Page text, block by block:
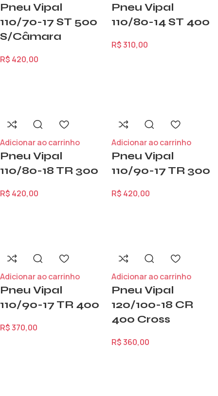
Pneu Vipal
110/70-17 ST 500
S/Câmara
R$ 420,00
Pneu Vipal
110/80-14 ST 400
R$310,00
Adicionar ao carrinho
Pneu Vipal
110/80-18 TR 300
R$ 420,00
Adicionar ao carrinho
Pneu Vipal
110/90-17 TR 300
R$ 420,00
Adicionar ao carrinho
Pneu Vipal
110/90-17 TR 400
R$370,00
Adicionar ao carrinho
Pneu Vipal
120/100-18 CR
400 Cross
R$360,00